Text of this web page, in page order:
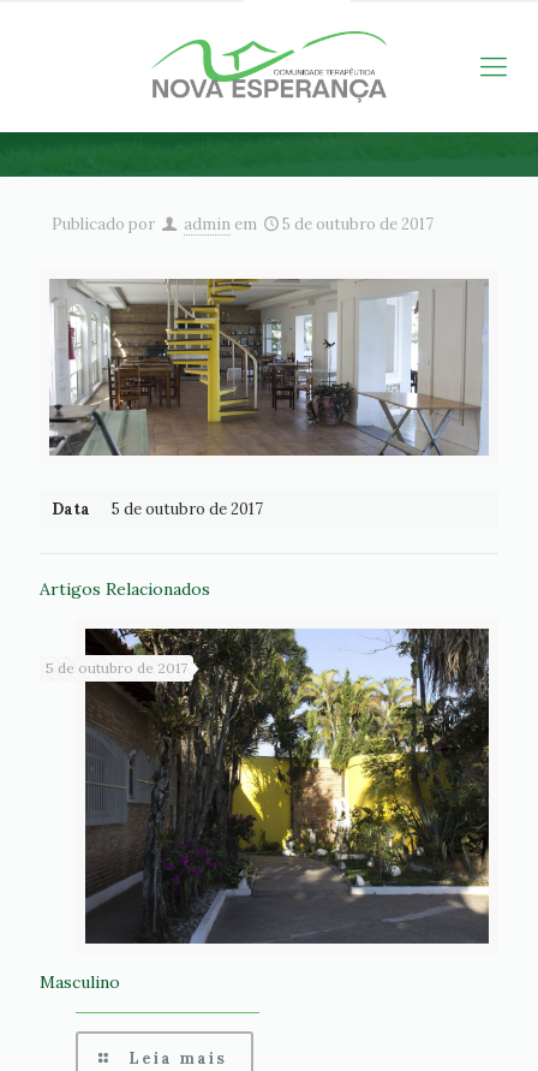
Publicado por admin em 5 de outubro de 2017
Data 5 de outubro de 2017
Artigos Relacionados
5 de outubro de 2017
Masculino
Leia mais